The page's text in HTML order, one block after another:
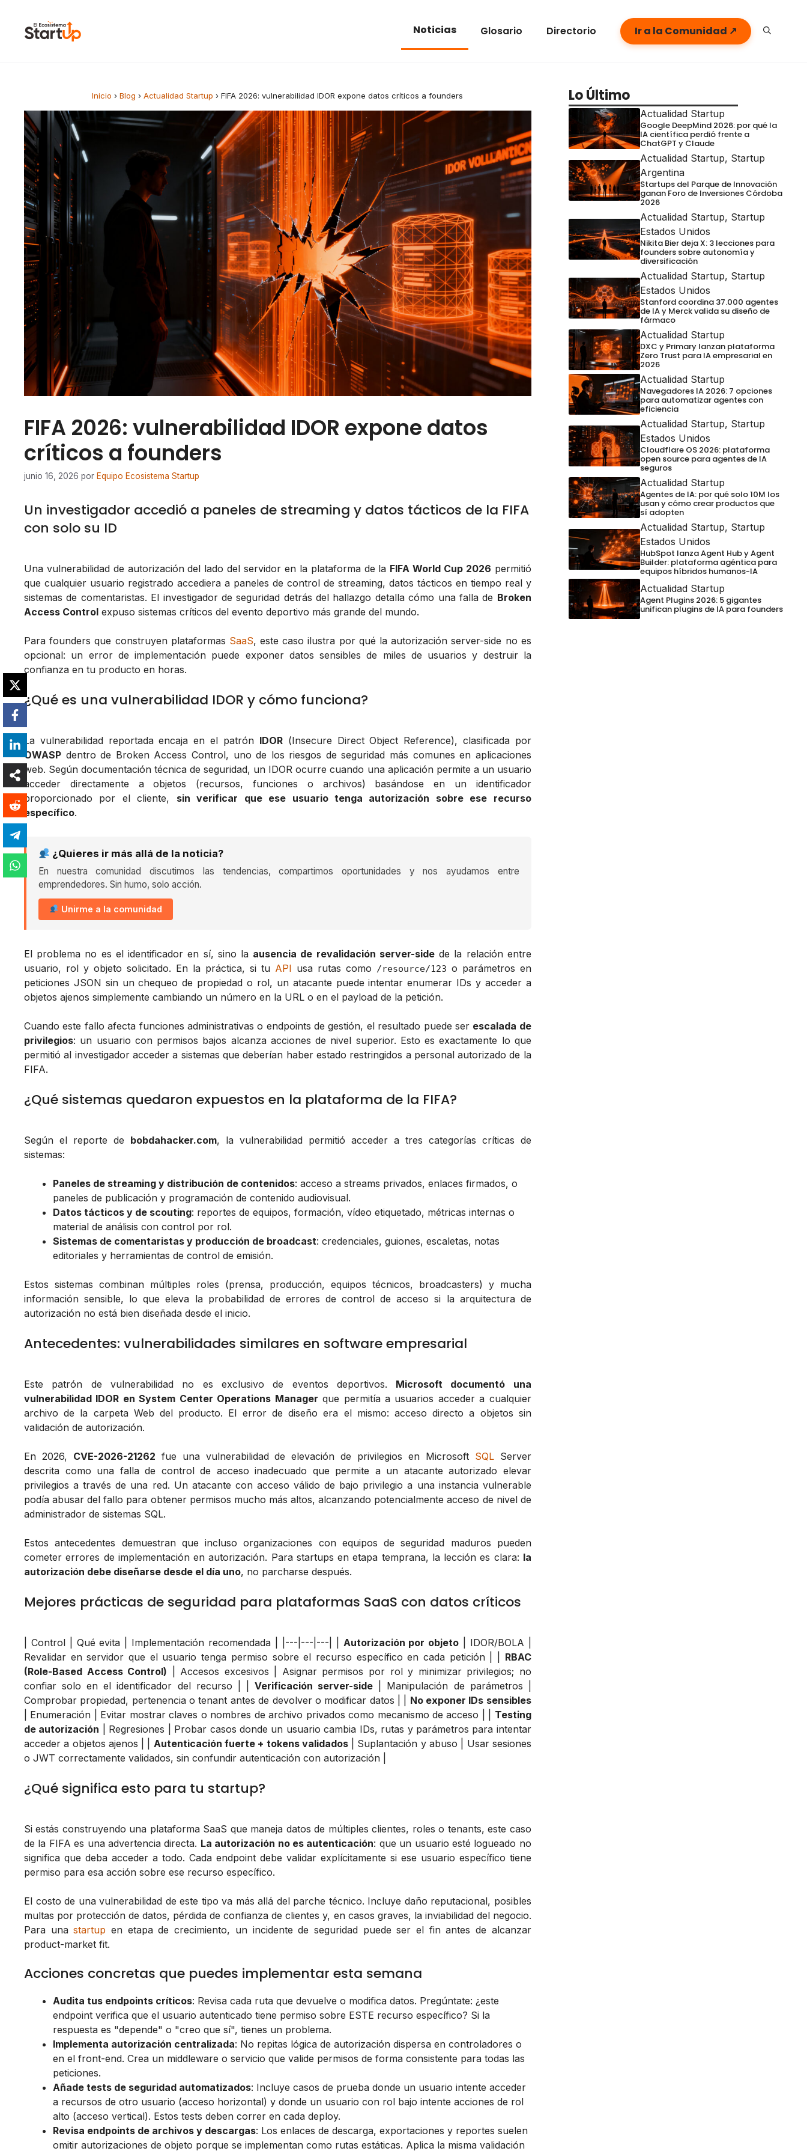
Noticias Glosario Directorio Ir a la Comunidad ↗
Inicio › Blog › Actualidad Startup › FIFA 2026: vulnerabilidad IDOR expone datos críticos a founders
FIFA 2026: vulnerabilidad IDOR expone datos
críticos a founders
junio 16, 2026 por Equipo Ecosistema Startup
Un investigador accedió a paneles de streaming y datos tácticos de la FIFA
con solo su ID
Una vulnerabilidad de autorización del lado del servidor en la plataforma de la FIFA World Cup 2026 permitió
que cualquier usuario registrado accediera a paneles de control de streaming, datos tácticos en tiempo real y
sistemas de comentaristas. El investigador de seguridad detrás del hallazgo detalla cómo una falla de Broken
Access Control expuso sistemas críticos del evento deportivo más grande del mundo.
Para founders que construyen plataformas SaaS, este caso ilustra por qué la autorización server-side no es
opcional: un error de implementación puede exponer datos sensibles de miles de usuarios y destruir la
confianza en tu producto en horas.
¿Qué es una vulnerabilidad IDOR y cómo funciona?
La vulnerabilidad reportada encaja en el patrón IDOR(Insecure Direct Object Reference), clasificada por
OWASP dentro de Broken Access Control, uno de los riesgos de seguridad más comunes en aplicaciones
web. Según documentación técnica de seguridad, un IDOR ocurre cuando una aplicación permite a un usuario
acceder directamente a objetos (recursos, funciones o archivos) basándose en un identificador
proporcionado por el cliente, sin verificar que ese usuario tenga autorización sobre ese recurso
específico.
¿Quieres ir más allá de la noticia?
En nuestra comunidad discutimos las tendencias, compartimos oportunidades y nos ayudamos entre
emprendedores. Sin humo, solo acción.
Unirme a la comunidad
El problema no es el identificador en sí, sino la ausencia de revalidación server-sidede la relación entre
usuario, rol y objeto solicitado. En la práctica, si tu API usa rutas como /resource/123 o parámetros en
peticiones JSON sin un chequeo de propiedad o rol, un atacante puede intentar enumerar IDs y acceder a
objetos ajenos simplemente cambiando un número en la URL o en el payload de la petición.
Cuando este fallo afecta funciones administrativas o endpoints de gestión, el resultado puede ser escalada de
privilegios: un usuario con permisos bajos alcanza acciones de nivel superior. Esto es exactamente lo que
permitió al investigador acceder a sistemas que deberían haber estado restringidos a personal autorizado de la
FIFA.
¿Qué sistemas quedaron expuestos en la plataforma de la FIFA?
Según el reporte de bobdahacker.com, la vulnerabilidad permitió acceder a tres categorías críticas de
sistemas:
Paneles de streaming y distribución de contenidos: acceso a streams privados, enlaces firmados, o
paneles de publicación y programación de contenido audiovisual.
Datos tácticos y de scouting: reportes de equipos, formación, vídeo etiquetado, métricas internas o
material de análisis con control por rol.
Sistemas de comentaristas y producción de broadcast: credenciales, guiones, escaletas, notas
editoriales y herramientas de control de emisión.
Estos sistemas combinan múltiples roles (prensa, producción, equipos técnicos, broadcasters) y mucha
información sensible, lo que eleva la probabilidad de errores de control de acceso si la arquitectura de
autorización no está bien diseñada desde el inicio.
Antecedentes: vulnerabilidades similares en software empresarial
Este patrón de vulnerabilidad no es exclusivo de eventos deportivos. Microsoft documentó una
vulnerabilidad IDOR en System Center Operations Manager que permitía a usuarios acceder a cualquier
archivo de la carpeta Web del producto. El error de diseño era el mismo: acceso directo a objetos sin
validación de autorización.
En 2026, CVE-2026-21262 fue una vulnerabilidad de elevación de privilegios en Microsoft SQLServer
descrita como una falla de control de acceso inadecuado que permite a un atacante autorizado elevar
privilegios a través de una red. Un atacante con acceso válido de bajo privilegio a una instancia vulnerable
podía abusar del fallo para obtener permisos mucho más altos, alcanzando potencialmente acceso de nivel de
administrador de sistemas SQL.
Estos antecedentes demuestran que incluso organizaciones con equipos de seguridad maduros pueden
cometer errores de implementación en autorización. Para startups en etapa temprana, la lección es clara: la
autorización debe diseñarse desde el día uno, no parcharse después.
Mejores prácticas de seguridad para plataformas SaaS con datos críticos
| Control | Qué evita | Implementación recomendada | |---|---|---| | Autorización por objeto | IDOR/BOLA |
Revalidar en servidor que el usuario tenga permiso sobre el recurso específico en cada petición | | RBAC
(Role-Based Access Control) | Accesos excesivos | Asignar permisos por rol y minimizar privilegios; no
confiar solo en el identificador del recurso | |Verificación server-side | Manipulación de parámetros |
Comprobar propiedad, pertenencia o tenant antes de devolver o modificar datos | | No exponer IDs sensibles
| Enumeración | Evitar mostrar claves o nombres de archivo privados como mecanismo de acceso | | Testing
de autorización | Regresiones | Probar casos donde un usuario cambia IDs, rutas y parámetros para intentar
acceder a objetos ajenos | | Autenticación fuerte + tokens validados| Suplantación y abuso | Usar sesiones
o JWT correctamente validados, sin confundir autenticación con autorización |
¿Qué significa esto para tu startup?
Si estás construyendo una plataforma SaaS que maneja datos de múltiples clientes, roles o tenants, este caso
de la FIFA es una advertencia directa. La autorización no es autenticación: que un usuario esté logueado no
significa que deba acceder a todo. Cada endpoint debe validar explícitamente si ese usuario específico tiene
permiso para esa acción sobre ese recurso específico.
El costo de una vulnerabilidad de este tipo va más allá del parche técnico. Incluye daño reputacional, posibles
multas por protección de datos, pérdida de confianza de clientes y, en casos graves, la inviabilidad del negocio.
Para unastartup en etapa de crecimiento, un incidente de seguridad puede ser el fin antes de alcanzar
product-market fit.
Acciones concretas que puedes implementar esta semana
Audita tus endpoints críticos: Revisa cada ruta que devuelve o modifica datos. Pregúntate: ¿este
endpoint verifica que el usuario autenticado tiene permiso sobre ESTE recurso específico? Si la
respuesta es "depende" o "creo que sí", tienes un problema.
Implementa autorización centralizada: No repitas lógica de autorización dispersa en controladores o
en el front-end. Crea un middleware o servicio que valide permisos de forma consistente para todas las
peticiones.
Añade tests de seguridad automatizados: Incluye casos de prueba donde un usuario intente acceder
a recursos de otro usuario (acceso horizontal) y donde un usuario con rol bajo intente acciones de rol
alto (acceso vertical). Estos tests deben correr en cada deploy.
Revisa endpoints de archivos y descargas: Los enlaces de descarga, exportaciones y reportes suelen
omitir autorizaciones de objeto porque se implementan como rutas estáticas. Aplica la misma validación
Lo Último
Actualidad Startup
Google DeepMind 2026: por qué la
IA científica perdió frente a
ChatGPT y Claude
Actualidad Startup, Startup
Argentina
Startups del Parque de Innovación
ganan Foro de Inversiones Córdoba
2026
Actualidad Startup, Startup
Estados Unidos
Nikita Bier deja X: 3 lecciones para
founders sobre autonomía y
diversificación
Actualidad Startup, Startup
Estados Unidos
Stanford coordina 37.000 agentes
de IA y Merck valida su diseño de
fármaco
Actualidad Startup
DXC y Primary lanzan plataforma
Zero Trust para IA empresarial en
2026
Actualidad Startup
Navegadores IA 2026: 7 opciones
para automatizar agentes con
eficiencia
Actualidad Startup, Startup
Estados Unidos
Cloudflare OS 2026: plataforma
open source para agentes de IA
seguros
Actualidad Startup
Agentes de IA: por qué solo 10M los
usan y cómo crear productos que
sí adopten
Actualidad Startup, Startup
Estados Unidos
HubSpot lanza Agent Hub y Agent
Builder: plataforma agéntica para
equipos híbridos humanos-IA
Actualidad Startup
Agent Plugins 2026: 5 gigantes
unifican plugins de IA para founders